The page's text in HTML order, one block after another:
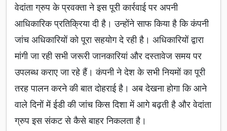
वेदांता ग्रुप के प्रवक्ता ने इस पूरी कार्रवाई पर अपनी
आधिकारिक प्रतिक्रिया दी है। उन्होंने साफ किया है कि कंपनी
जांच अधिकारियों को पूरा सहयोग दे रही है। अधिकारियों द्वारा
मांगी जा रही सभी जरूरी जानकारियां और दस्तावेज समय पर
उपलब्ध कराए जा रहे हैं। कंपनी ने देश के सभी नियमों का पूरी
तरह पालन करने की बात दोहराई है। अब देखना होगा कि आने
वाले दिनों में ईडी की जांच किस दिशा में आगे बढ़ती है और वेदांता
ग्रुप इस संकट से कैसे बाहर निकलता है।